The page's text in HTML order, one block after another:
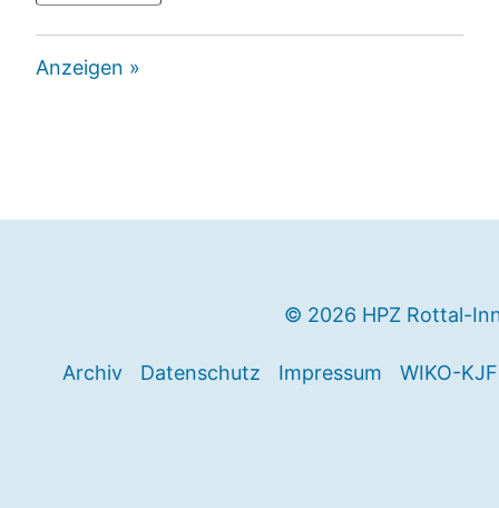
Anzeigen »
© 2026 HPZ Rottal-
Archiv Datenschutz Impressum WIKO-KJF